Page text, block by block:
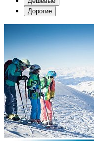
Дорогие